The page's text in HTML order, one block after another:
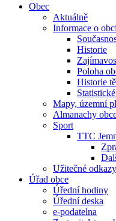
Obec
Aktuálně
Informace o obci
Historie
Poloha
Historie
Mapy, územní
Almanachy
Sport
TTC
Užitečné odkazy
Úřad obce
Úřední hodiny
Úřední deska
e-podatelna